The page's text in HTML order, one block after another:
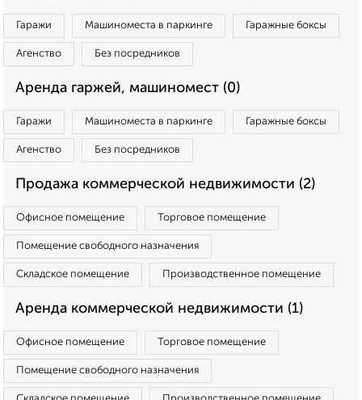
Гаражи Машиноместа в паркинге Гаражные боксы
Агенство Без посредников
Аренда гаржей, машиномест (0)
Гаражи Машиноместа в паркинге Гаражные боксы
Агенство Без посредников
Продажа коммерческой недвижимости (2)
Офисное помещение Торговое помещение
Помещение свободного назначения
Складское помещение Производственное помещение
Аренда коммерческой недвижимости (1)
Офисное помещение Торговое помещение
Помещение свободного назначения